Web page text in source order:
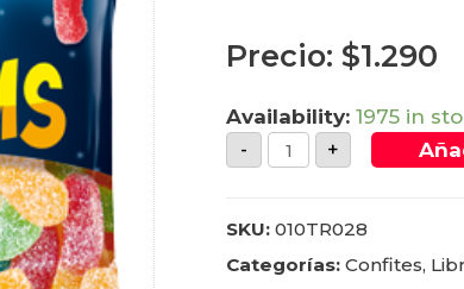
Precio: $1.290
Availability: 1975 in
- +
SKU: 010TR028
Categorías: Confites,